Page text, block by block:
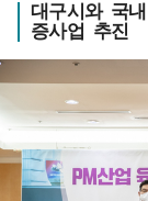
대구시와 국
증사업 추진